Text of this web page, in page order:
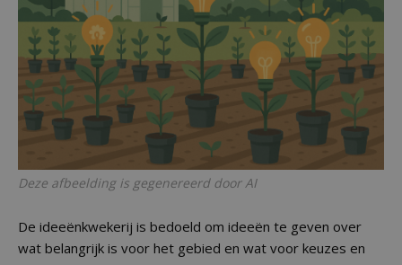
Deze afbeelding is gegenereerd door AI
De ideeënkwekerij is bedoeld om ideeën te geven over
wat belangrijk is voor het gebied en wat voor keuzes en